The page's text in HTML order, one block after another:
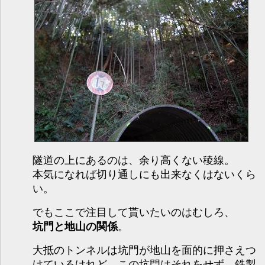
隧道の上にあるのは、余り高くない稜線。
本気になれば切り通しにも出来なくはないくら
い。
でもここで注目して貰いたいのはむしろ、
坑門と地山の関係。
大抵のトンネルは坑門が地山を面的に押さえつ